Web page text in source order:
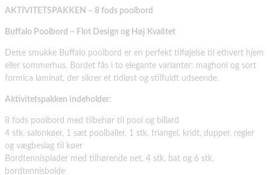
AKTIVITETSPAKKEN – 8 fods poolbord
Buffalo Poolbord – Flot Design og Høj Kvalitet
Dette smukke Buffalo poolbord er en perfekt tilføjelse til ethvert hjem
eller sommerhus. Bordet fås i to elegante varianter: maghoni og sort
formica laminat, der sikrer et tidløst og stilfuldt udseende.
Aktivitetspakken indeholder:
8 fods poolbord med tilbehør til pool og billard
4 stk. salonkøer, 1 sæt poolballer, 1 stk. triangel, kridt, dupper, regler
og vægbeslag til køer
Bordtennisplader med tilhørende net, 4 stk. bat og 6 stk.
bordtennisbolde